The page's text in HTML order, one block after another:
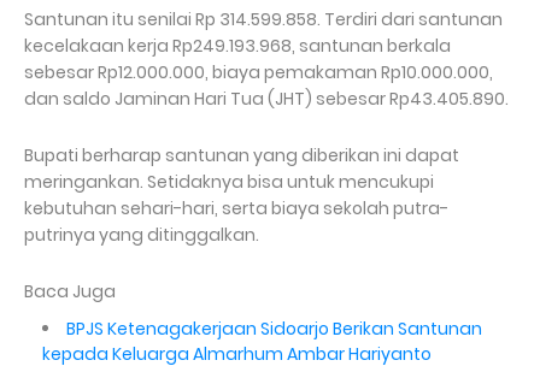
Santunan itu senilai Rp 314.599.858. Terdiri dari santunan
kecelakaan kerja Rp249.193.968, santunan berkala
sebesar Rp12.000.000, biaya pemakaman Rp10.000.000,
dan saldo Jaminan Hari Tua (JHT) sebesar Rp43.405.890.
Bupati berharap santunan yang diberikan ini dapat
meringankan. Setidaknya bisa untuk mencukupi
kebutuhan sehari-hari, serta biaya sekolah putra-
putrinya yang ditinggalkan.
Baca Juga
BPJS Ketenagakerjaan Sidoarjo Berikan Santunan
kepada Keluarga Almarhum Ambar Hariyanto